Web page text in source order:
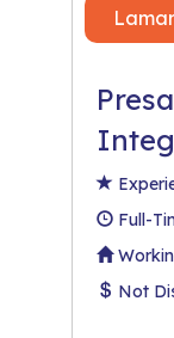
Lamar
Full-
Not